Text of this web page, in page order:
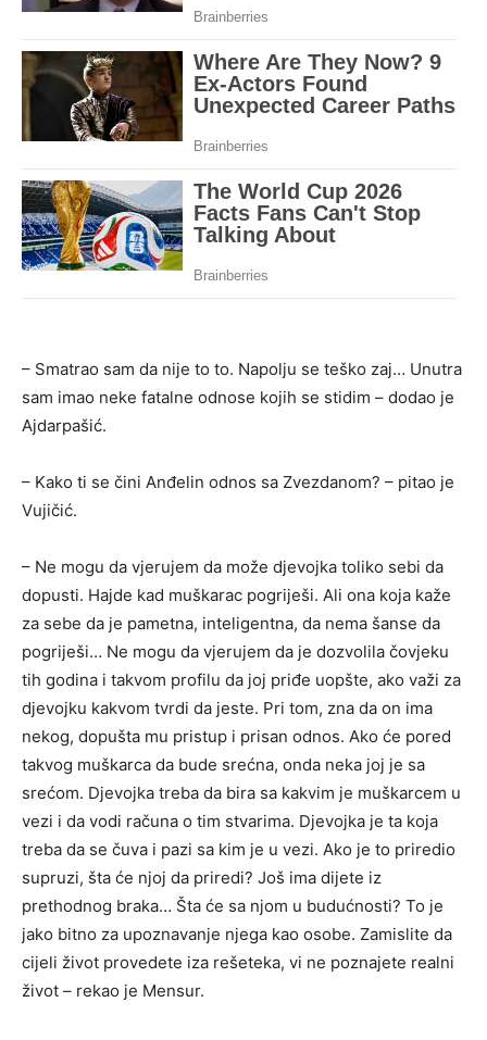
– Smatrao sam da nije to to. Napolju se teško zaj… Unutra
sam imao neke fatalne odnose kojih se stidim – dodao je
Ajdarpašić.
– Kako ti se čini Anđelin odnos sa Zvezdanom? – pitao je
Vujičić.
– Ne mogu da vjerujem da može djevojka toliko sebi da
dopusti. Hajde kad muškarac pogriješi. Ali ona koja kaže
za sebe da je pametna, inteligentna, da nema šanse da
pogriješi… Ne mogu da vjerujem da je dozvolila čovjeku
tih godina i takvom profilu da joj priđe uopšte, ako važi za
djevojku kakvom tvrdi da jeste. Pri tom, zna da on ima
nekog, dopušta mu pristup i prisan odnos. Ako će pored
takvog muškarca da bude srećna, onda neka joj je sa
srećom. Djevojka treba da bira sa kakvim je muškarcem u
vezi i da vodi računa o tim stvarima. Djevojka je ta koja
treba da se čuva i pazi sa kim je u vezi. Ako je to priredio
supruzi, šta će njoj da priredi? Još ima dijete iz
prethodnog braka… Šta će sa njom u budućnosti? To je
jako bitno za upoznavanje njega kao osobe. Zamislite da
cijeli život provedete iza rešeteka, vi ne poznajete realni
život – rekao je Mensur.